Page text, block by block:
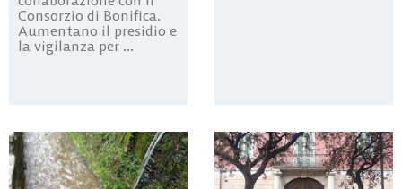
Consorzio di Bonifica.
Aumentano il presidio e
la vigilanza per ...